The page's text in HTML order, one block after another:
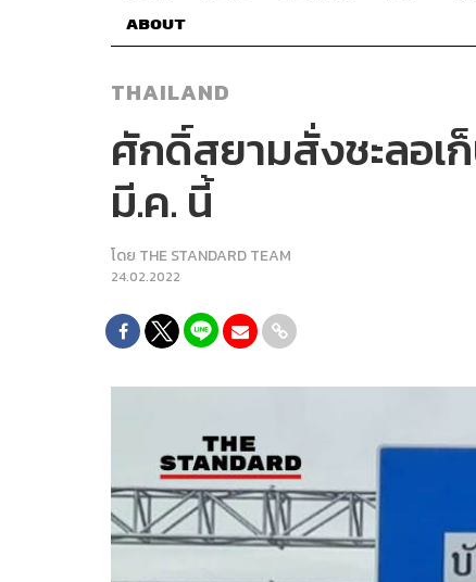
ABOUT
THAILAND
ศักดิ์สยามสั่งชะลอเ
มี.ค. นี้
โดย THE STANDARD TEAM
24.02.2022